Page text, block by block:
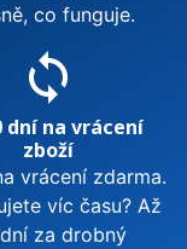
co funguje.
sync
dní na vrácení
zboží
vrácení zdarma.
víc času? Až
za drobný